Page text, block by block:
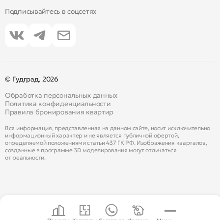
Подписывайтесь в соцсетях
© Гудград, 2026
Обработка персональных данных
Политика конфиденциальности
Правила бронирования квартир
Вся информация, представленная на данном сайте, носит исключительно
информационный характер и не является публичной офертой,
определяемой положениями статьи 437 ГК РФ. Изображения кварталов,
созданные в программе 3D моделирования могут отличаться
от реальности.